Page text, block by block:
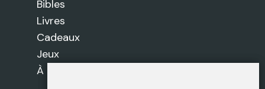
Bibles
Livres
Cadeaux
Jeux
À propos de nous